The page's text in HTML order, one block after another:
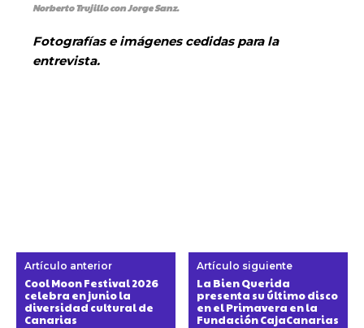
Norberto Trujillo con Jorge Sanz.
Fotografías e imágenes cedidas para la
entrevista.
Artículo anterior
Cool Moon Festival 2026
celebra en junio la
diversidad cultural de
Canarias
Artículo siguiente
La Bien Querida
presenta su último disco
en el Primavera en la
Fundación CajaCanarias